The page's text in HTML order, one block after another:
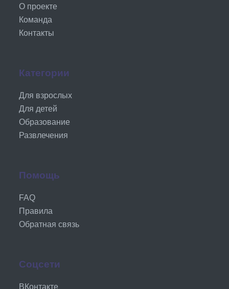
О проекте
Команда
Контакты
Категории
Для взрослых
Для детей
Образование
Развлечения
Помощь
FAQ
Правила
Обратная связь
Соцсети
ВКонтакте